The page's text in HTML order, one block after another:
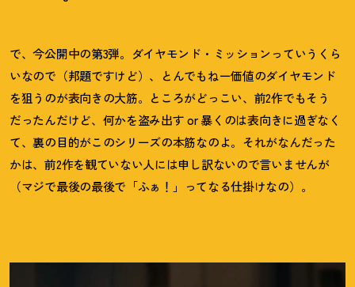
で、今公開中の第3弾。ダイヤモンド・ミッションっていうくら
いなので（邦題ですけど）、とんでもねー価値のダイヤモンド
を狙うのが表向きの大筋。ところがどっこい、前2作でもそう
だったんだけど、何かを盗み出す or 暴くのは表向きに過ぎなく
て、裏の目的がこのシリーズの本筋なのよ。それがなんだった
かは、前2作を観ていない人には申し訳ないので言いませんが
（マジで最後の最後で「ふぁ ！ 」ってなる仕掛けなの）。